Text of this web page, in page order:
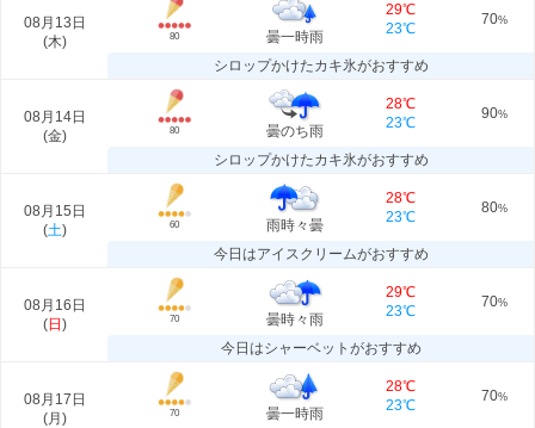
08月13日
(木) 80 曇一時雨
29℃
23℃
70%
シロップかけたカキ氷がおすすめ
08月14日
(金) 80 曇のち雨
28℃
23℃
90%
シロップかけたカキ氷がおすすめ
08月15日
(土) 60 雨時々曇
28℃
23℃
80%
今日はアイスクリームがおすすめ
08月16日
(日 ) 70 曇時々雨
29℃
23℃
70%
今日はシャーベットがおすすめ
08月17日
(月 ) 70 曇一時雨
28℃
23℃
70%